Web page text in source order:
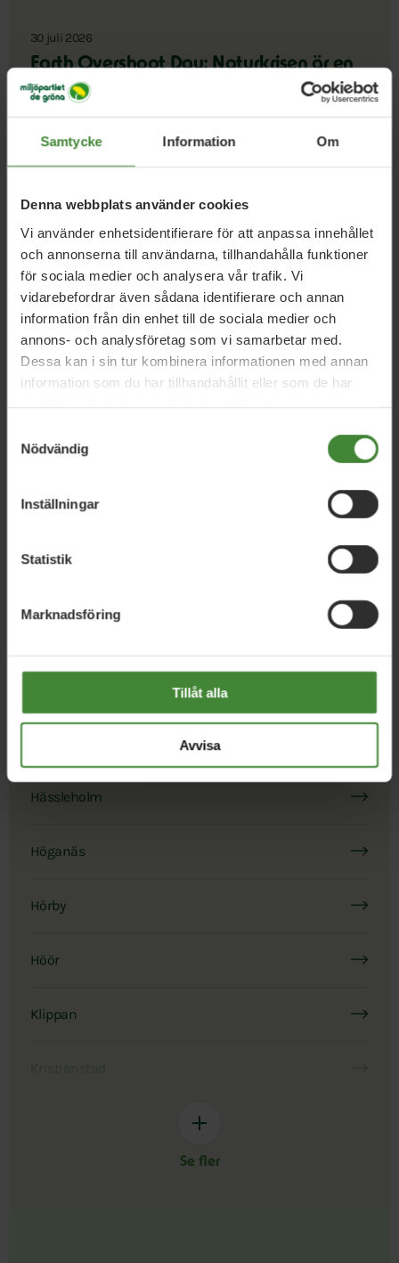
Samtycke Information Om
Denna webbplats använder cookies
Vi använder enhetsidentifierare för att anpassa innehållet
och annonserna till användarna, tillhandahålla funktioner
för sociala medier och analysera vår trafik. Vi
vidarebefordrar även sådana identifierare och annan
information från din enhet till de sociala medier och
annons- och analysföretag som vi samarbetar med.
Dessa kan i sin tur kombinera informationen med annan
information som du har tillhandahållit eller som de har
Nödvändig
Inställningar
Statistik
Marknadsföring
Tillåt alla
Avvisa
30 juli 2026
Earth Overshoot Day: Naturkrisen är en
säkerhetsfråga
Läs alla nyheter
Hässleholm
Höganäs
Hörby
Höör
Klippan
Se fler